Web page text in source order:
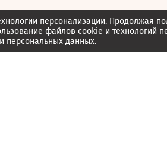
персонализации. Продолжая
файлов cookie и технологий
персональных данных.